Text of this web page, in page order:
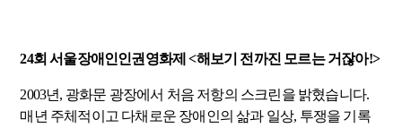
24회 서울장애인인권영화제 <해보기 전까진 모르는 거잖아!>
2003년, 광화문 광장에서 처음 저항의 스크린을 밝혔습니다.
매년 주체적이고 다채로운 장애인의 삶과 일상, 투쟁을 기록